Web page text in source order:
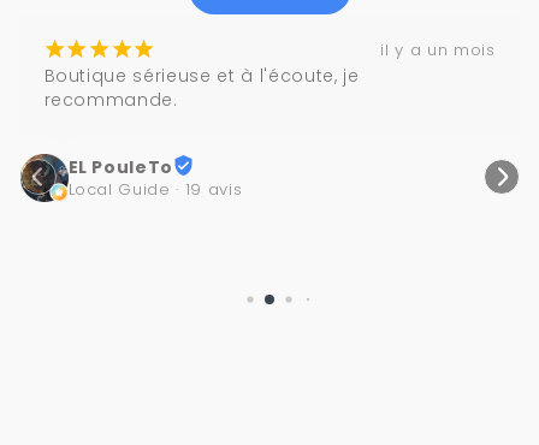
¡¡¡¡¡ il y a un mois
Boutique sérieuse et à l'écoute, je
recommande.
EL PouleTo
Local Guide · 19 avis